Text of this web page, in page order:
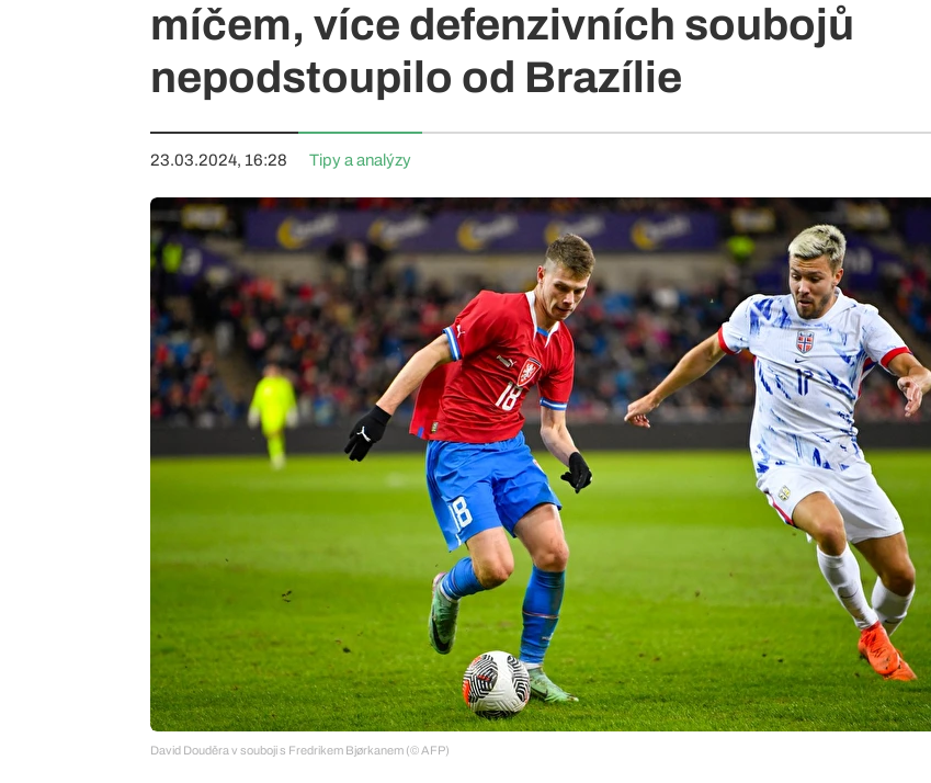
míčem, více defenzivních soubojů
nepodstoupilo od Brazílie
23.03.2024, 16:28 Tipy a analýzy
David Douděra v souboji s Fredrikem Bjørkanem (© AFP)